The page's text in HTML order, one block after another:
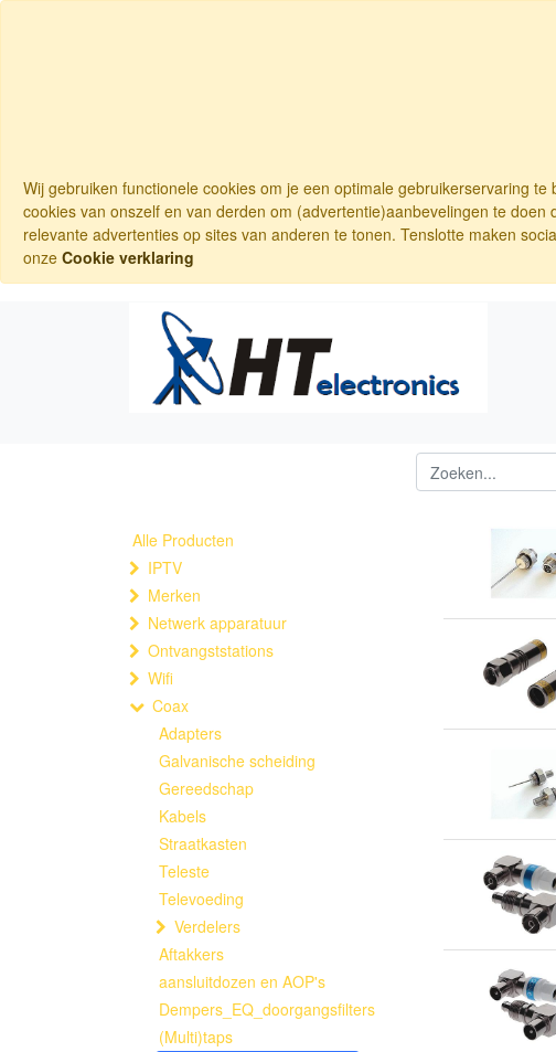
Wij gebruiken functionele cookies om je een optimale gebruikerservaring
cookies van onszelf en van derden om (advertentie)aanbevelingen te
relevante advertenties op sites van anderen te tonen. Tenslotte maken
onze Cookie verklaring
Alle Producten
IPTV
Merken
Netwerk apparatuur
Ontvangststations
Wifi
Coax
Adapters
Galvanische scheiding
Gereedschap
Kabels
Straatkasten
Teleste
Televoeding
Verdelers
Aftakkers
aansluitdozen en AOP's
Dempers_EQ_doorgangsfilters
(Multi)taps